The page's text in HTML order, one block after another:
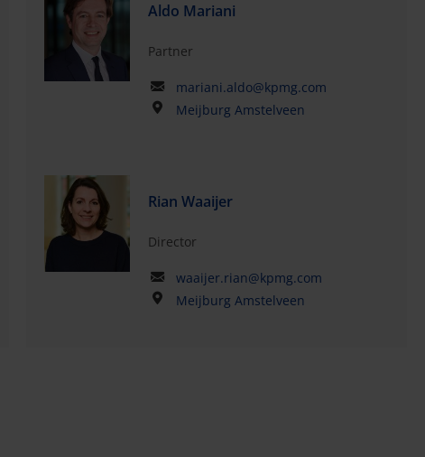
Aldo Mariani
Partner
mariani.aldo@kpmg.com
Meijburg Amstelveen
Rian Waaijer
Director
waaijer.rian@kpmg.com
Meijburg Amstelveen